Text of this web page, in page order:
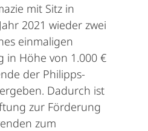
mit Sitz in
2021 wieder zwei
einmaligen
in Höhe von 1.000 €
der Philipps-
Dadurch ist
zur Förderung
zum